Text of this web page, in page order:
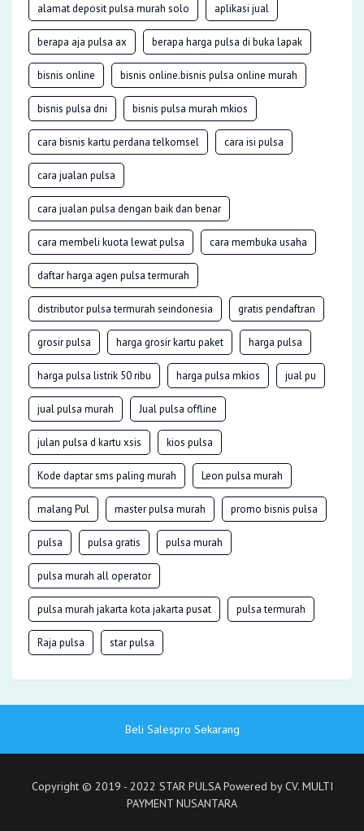
alamat deposit pulsa murah solo aplikasi jual
berapa aja pulsa ax berapa harga pulsa di buka lapak
bisnis online bisnis online.bisnis pulsa online murah
bisnis pulsa dni bisnis pulsa murah mkios
cara bisnis kartu perdana telkomsel cara isi pulsa
cara jualan pulsa
cara jualan pulsa dengan baik dan benar
cara membeli kuota lewat pulsa cara membuka usaha
daftar harga agen pulsa termurah
distributor pulsa termurah seindonesia gratis pendaftran
grosir pulsa harga grosir kartu paket harga pulsa
harga pulsa listrik 50 ribu harga pulsa mkios jual pu
jual pulsa murah Jual pulsa offline
julan pulsa d kartu xsis kios pulsa
Kode daptar sms paling murah Leon pulsa murah
malang Pul master pulsa murah promo bisnis pulsa
pulsa pulsa gratis pulsa murah
pulsa murah all operator
pulsa murah jakarta kota jakarta pusat pulsa termurah
Raja pulsa star pulsa
Beli Salespro Sekarang
Copyright © 2019 - 2022 STAR PULSA Powered by CV. MULTI
PAYMENT NUSANTARA